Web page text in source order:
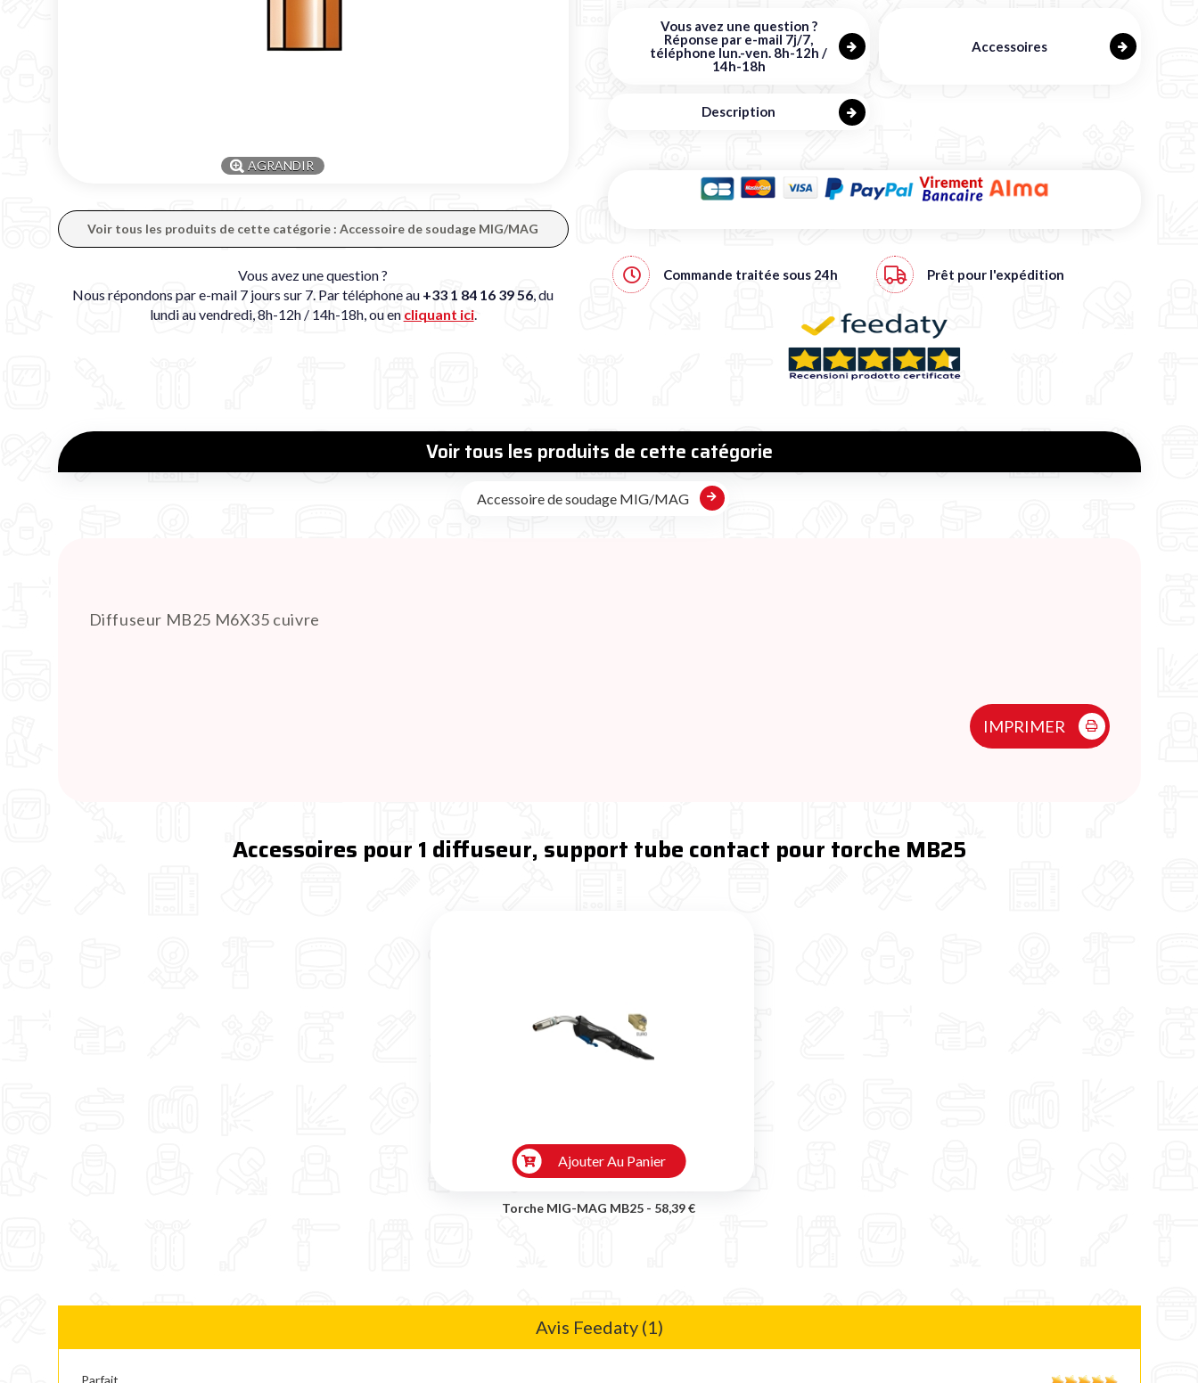
AGRANDIR
Voir tous les produits de cette catégorie : Accessoire de soudage MIG/MAG
Vous avez une question ?
Nous répondons par e-mail 7 jours sur 7. Par téléphone au +33 1 84 16 39 56, du
lundi au vendredi, 8h-12h / 14h-18h, ou en cliquant ici.
Vous avez une question ?
Réponse par e-mail 7j/7,
téléphone lun.-ven. 8h-12h /
14h-18h
Accessoires
Description
Commande traitée sous 24h Prêt pour l'expédition
Voir tous les produits de cette catégorie
Accessoire de soudage MIG/MAG
Diffuseur MB25 M6X35 cuivre
IMPRIMER
Accessoires pour 1 diffuseur, support tube contact pour torche MB25
Torche MIG-MAG MB25 - 58,39 €
Ajouter Au Panier
Avis Feedaty (1)
Parfait. ......................................